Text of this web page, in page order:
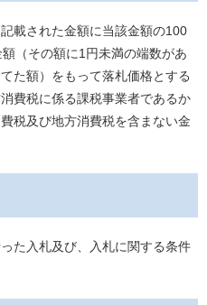
載された金額に当該金額の100
（その額に1円未満の端数があ
た額）をもって落札価格とする
費税に係る課税事業者であるか
税及び地方消費税を含まない金
た入札及び、入札に関する条件